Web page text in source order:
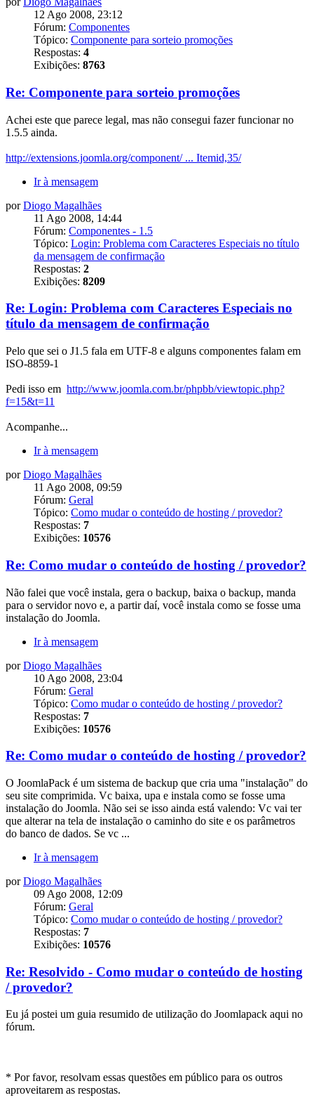
12 Ago 2008, 23:12
Fórum: Componentes
Tópico: Componente para sorteio promoções
Respostas: 4
Exibições: 8763
Re: Componente para sorteio promoções
Achei este que parece legal, mas não consegui fazer funcionar no
1.5.5 ainda.
http://extensions.joomla.org/component/ ... Itemid,35/
Ir à mensagem
porDiogo Magalhães
11 Ago 2008, 14:44
Fórum: Componentes - 1.5
Tópico: Login: Problema com Caracteres Especiais no título
da mensagem de confirmação
Respostas: 2
Exibições: 8209
Re: Login: Problema com Caracteres Especiais no
título da mensagem de confirmação
Pelo que sei o J1.5 fala em UTF-8 e alguns componentes falam em
ISO-8859-1
Pedi isso em http://www.joomla.com.br/phpbb/viewtopic.php?
f=15&t=11
Acompanhe...
Ir à mensagem
porDiogo Magalhães
11 Ago 2008, 09:59
Fórum: Geral
Tópico: Como mudar o conteúdo de hosting / provedor?
Respostas: 7
Exibições: 10576
Re: Como mudar o conteúdo de hosting / provedor?
Não falei que você instala, gera o backup, baixa o backup, manda
para o servidor novo e, a partir daí, você instala como se fosse uma
instalação do Joomla.
Ir à mensagem
porDiogo Magalhães
10 Ago 2008, 23:04
Fórum: Geral
Tópico: Como mudar o conteúdo de hosting / provedor?
Respostas: 7
Exibições: 10576
Re: Como mudar o conteúdo de hosting / provedor?
O JoomlaPack é um sistema de backup que cria uma "instalação" do
seu site comprimida. Vc baixa, upa e instala como se fosse uma
instalação do Joomla. Não sei se isso ainda está valendo: Vc vai ter
que alterar na tela de instalação o caminho do site e os parâmetros
do banco de dados. Se vc ...
Ir à mensagem
porDiogo Magalhães
09 Ago 2008, 12:09
Fórum: Geral
Tópico: Como mudar o conteúdo de hosting / provedor?
Respostas: 7
Exibições: 10576
Re: Resolvido - Como mudar o conteúdo de hosting
/ provedor?
Eu já postei um guia resumido de utilização do Joomlapack aqui no
fórum.
* Por favor, resolvam essas questões em público para os outros
aproveitarem as respostas.